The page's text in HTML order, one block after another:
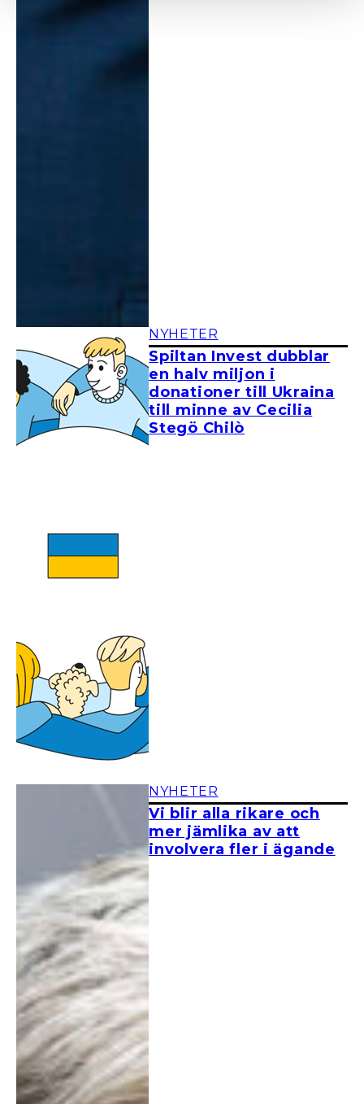
NYHETER
Spiltan Invest dubblar
en halv miljon i
donationer till Ukraina
till minne av Cecilia
Stegö Chilò
NYHETER
Vi blir alla rikare och
mer jämlika av att
involvera fler i ägande